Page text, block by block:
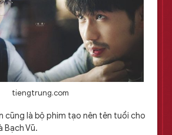
tiengtrung.com
cũng là bộ phim tạo nên tên tuổi cho
Bạch Vũ.